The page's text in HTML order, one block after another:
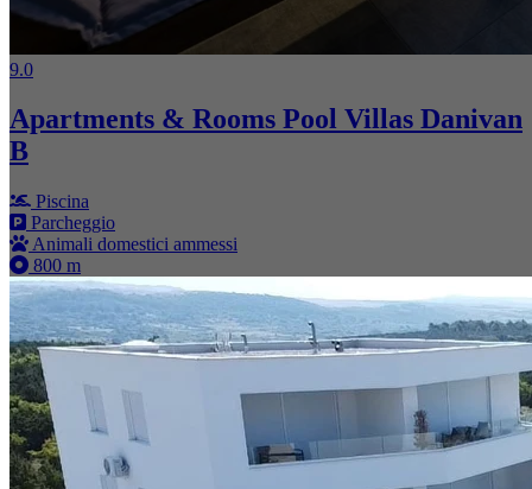
9.0
Apartments & Rooms Pool Villas Danivan
B
Piscina
Parcheggio
Animali domestici ammessi
800 m